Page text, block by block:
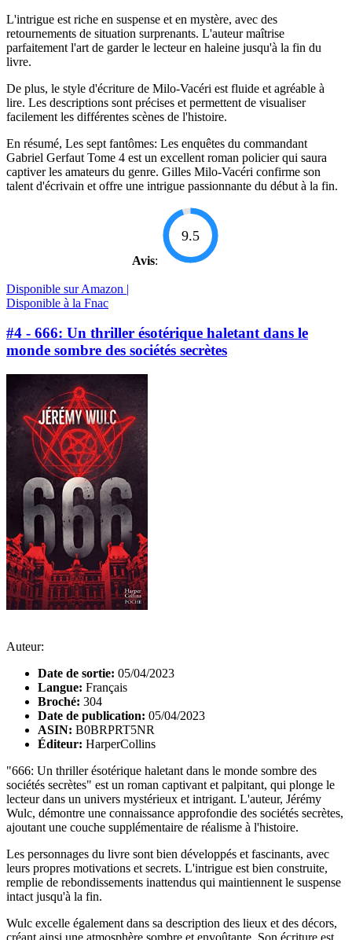
L'intrigue est riche en suspense et en mystère, avec des
retournements de situation surprenants. L'auteur maîtrise
parfaitement l'art de garder le lecteur en haleine jusqu'à la fin du
livre.
De plus, le style d'écriture de Milo-Vacéri est fluide et agréable à
lire. Les descriptions sont précises et permettent de visualiser
facilement les différentes scènes de l'histoire.
En résumé, Les sept fantômes: Les enquêtes du commandant
Gabriel Gerfaut Tome 4 est un excellent roman policier qui saura
captiver les amateurs du genre. Gilles Milo-Vacéri confirme son
talent d'écrivain et offre une intrigue passionnante du début à la fin.
Avis:
9.5
Disponible sur Amazon |
Disponible à la Fnac
#4 - 666: Un thriller ésotérique haletant dans le
monde sombre des sociétés secrètes
Auteur:
Date de sortie: 05/04/2023
Langue: Français
Broché: 304
Date de publication: 05/04/2023
ASIN: B0BRPRT5NR
Éditeur: HarperCollins
"666: Un thriller ésotérique haletant dans le monde sombre des
sociétés secrètes" est un roman captivant et palpitant, qui plonge le
lecteur dans un univers mystérieux et intrigant. L'auteur, Jérémy
Wulc, démontre une connaissance approfondie des sociétés secrètes,
ajoutant une couche supplémentaire de réalisme à l'histoire.
Les personnages du livre sont bien développés et fascinants, avec
leurs propres motivations et secrets. L'intrigue est bien construite,
remplie de rebondissements inattendus qui maintiennent le suspense
intact jusqu'à la fin.
Wulc excelle également dans sa description des lieux et des décors,
créant ainsi une atmosphère sombre et envoûtante. Son écriture est